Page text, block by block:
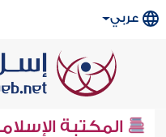
عربي
المكتبة